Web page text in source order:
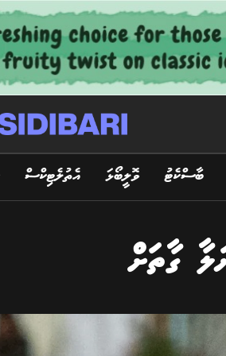
ބާސްކެޓު ވޮލީބޯޅަ އެތުލެޓިކްސް
ގާތަށް